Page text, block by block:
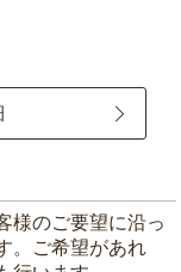
様のご要望に沿っ
。ご希望があれ